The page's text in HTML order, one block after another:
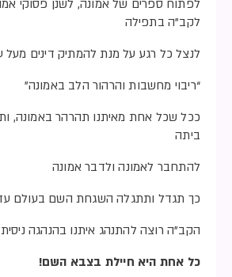
לפתוח ספרים של אמונה, לשנן פסוקי
לקב”ה בתפילה
לנצל כל רגע על מנת להמתיק דינים מעל
“ריבוי מחשבות והרהור הלב באמונה”
ככל שכל אחת מאיתנו תהרהר באמונה,
ביתה
להתחבר לאמונה ולדבר אמונה
כך תגדל ותתגלה השגחת השם בעולם עד
הקב”ה רוצה להתנהג איתנו בהנהגה ניסית
כל אחת היא חיילת בצבא השם!